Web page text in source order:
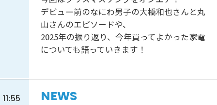
デビュー前のなにわ男子の大橋和也さんと丸
山さんのエピソードや、
2025年の振り返り、今年買ってよかった家電
についても語っていきます！
11:55
NEWS